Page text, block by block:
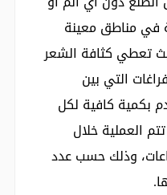
في مناطق معينة
تعطي كثافة الشعر
التي بين
بكمية كافية لكل
العملية خلال
تصل حتى 8 ساعات، وذلك حسب عدد